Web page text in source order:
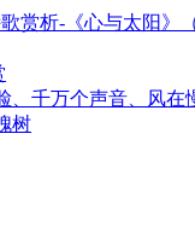
赏析-《心与太阳》
千万个声音、风
树